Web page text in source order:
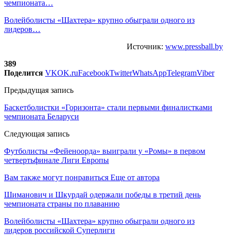
чемпионата…
Волейболисты «Шахтера» крупно обыграли одного из
лидеров…
Источник: www.pressball.by
389
Поделится VKOK.ruFacebookTwitterWhatsAppTelegramViber
Предыдущая запись
Баскетболистки «Горизонта» стали первыми финалистками
чемпионата Беларуси
Следующая запись
Футболисты «Фейеноорда» выиграли у «Ромы» в первом
четвертьфинале Лиги Европы
Вам также могут понравиться Еще от автора
Шиманович и Шкурдай одержали победы в третий день
чемпионата страны по плаванию
Волейболисты «Шахтера» крупно обыграли одного из
лидеров российской Суперлиги